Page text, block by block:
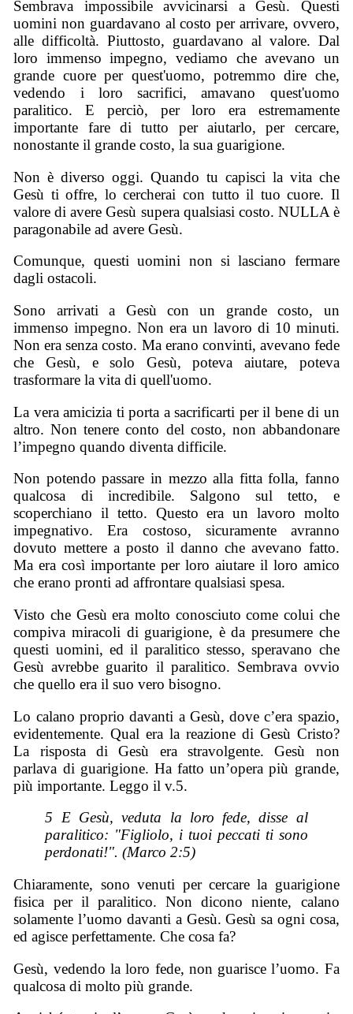
Sembrava impossibile avvicinarsi a Gesù. Questi
uomini non guardavano al costo per arrivare, ovvero,
alle difficoltà. Piuttosto, guardavano al valore. Dal
loro immenso impegno, vediamo che avevano un
grande cuore per quest'uomo, potremmo dire che,
vedendo i loro sacrifici, amavano quest'uomo
paralitico. E perciò, per loro era estremamente
importante fare di tutto per aiutarlo, per cercare,
nonostante il grande costo, la sua guarigione.
Non è diverso oggi. Quando tu capisci la vita che
Gesù ti offre, lo cercherai con tutto il tuo cuore. Il
valore di avere Gesù supera qualsiasi costo. NULLA è
paragonabile ad avere Gesù.
Comunque, questi uomini non si lasciano fermare
dagli ostacoli.
Sono arrivati a Gesù con un grande costo, un
immenso impegno. Non era un lavoro di 10 minuti.
Non era senza costo. Ma erano convinti, avevano fede
che Gesù, e solo Gesù, poteva aiutare, poteva
trasformare la vita di quell'uomo.
La vera amicizia ti porta a sacrificarti per il bene di un
altro. Non tenere conto del costo, non abbandonare
l’impegno quando diventa difficile.
Non potendo passare in mezzo alla fitta folla, fanno
qualcosa di incredibile. Salgono sul tetto, e
scoperchiano il tetto. Questo era un lavoro molto
impegnativo. Era costoso, sicuramente avranno
dovuto mettere a posto il danno che avevano fatto.
Ma era così importante per loro aiutare il loro amico
che erano pronti ad affrontare qualsiasi spesa.
Visto che Gesù era molto conosciuto come colui che
compiva miracoli di guarigione, è da presumere che
questi uomini, ed il paralitico stesso, speravano che
Gesù avrebbe guarito il paralitico. Sembrava ovvio
che quello era il suo vero bisogno.
Lo calano proprio davanti a Gesù, dove c’era spazio,
evidentemente. Qual era la reazione di Gesù Cristo?
La risposta di Gesù era stravolgente. Gesù non
parlava di guarigione. Ha fatto un’opera più grande,
più importante. Leggo il v.5.
5 E Gesù, veduta la loro fede, disse al
paralitico: "Figliolo, i tuoi peccati ti sono
perdonati!". (Marco 2:5)
Chiaramente, sono venuti per cercare la guarigione
fisica per il paralitico. Non dicono niente, calano
solamente l’uomo davanti a Gesù. Gesù sa ogni cosa,
ed agisce perfettamente. Che cosa fa?
Gesù, vedendo la loro fede, non guarisce l’uomo. Fa
qualcosa di molto più grande.